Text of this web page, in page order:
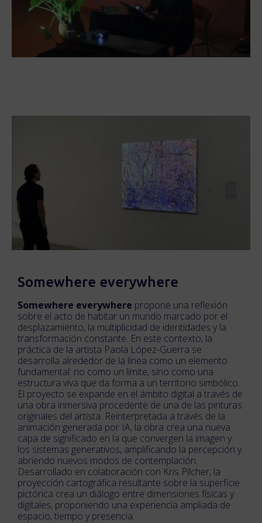
Somewhere everywhere
Somewhere everywhere propone una reflexión
sobre el acto de habitar un mundo marcado por el
desplazamiento, la multiplicidad de identidades y la
transformación constante. En este contexto, la
práctica de la artista Paola López-Guerra se
desarrolla alrededor de la línea como un elemento
fundamental: no como un límite, sino como una
estructura viva que da forma a un territorio simbólico.
El proyecto se expande en el ámbito digital a través de
una obra inmersiva procedente de una de las pinturas
originales del artista. Reinterpretada a través de la
animación generada por IA, la obra crea una nueva
capa de significado en la que convergen la imagen y
los sistemas generativos, amplificando la percepción y
abriendo nuevos modos de contemplación.
Desarrollado en colaboración con Kris Pilcher, la
proyección cartográfica resultante sobre la superficie
pictórica crea un diálogo entre dimensiones físicas y
digitales, proponiendo una experiencia ampliada de
espacio, tiempo y presencia.